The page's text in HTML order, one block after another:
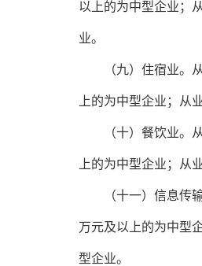
以上的为中型企业；
业。
（九）住宿业。从
上的为中型企业；从
（十）餐饮业。从
上的为中型企业；从
（十一）信息传输
万元及以上的为中型
型企业。